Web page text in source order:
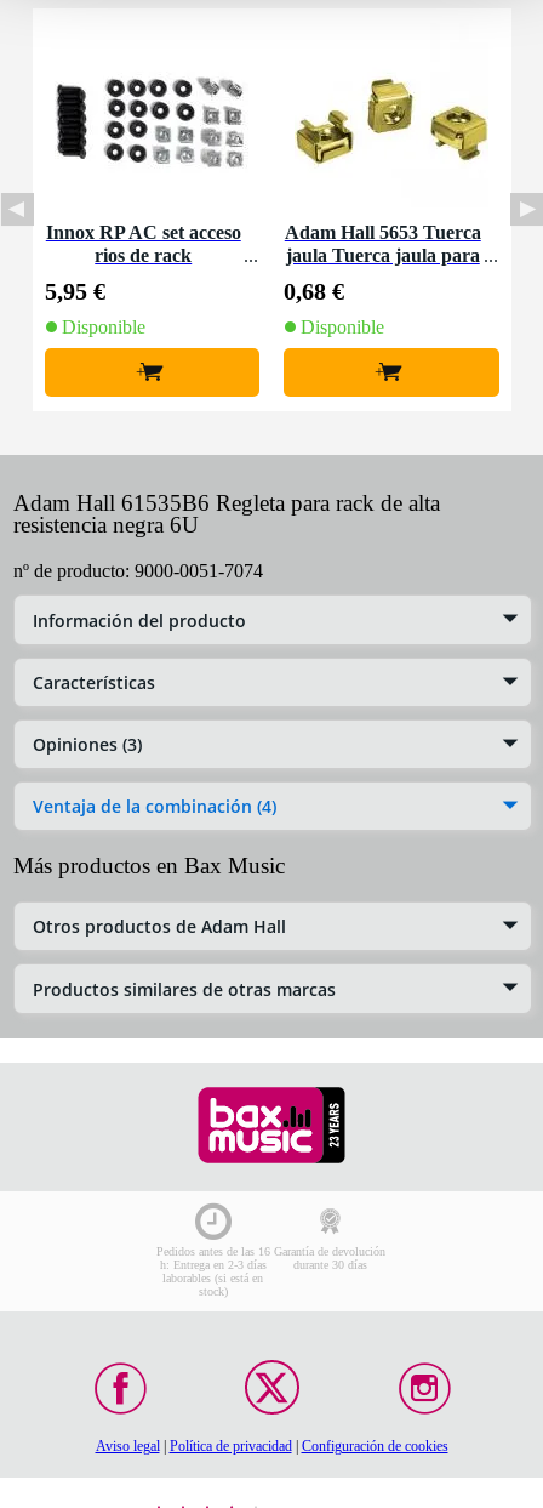
Innox RP AC set acceso
rios de rack
5,95 €
Disponible
+
Adam Hall 5653 Tuerca
jaula Tuerca jaula para
0,68 €
Disponible
+
Adam Hall 61535B6 Regleta para rack de alta
resistencia negra 6U
nº de producto: 9000-0051-7074
Información del producto
Características
Opiniones (3)
Ventaja de la combinación (4)
Más productos en Bax Music
Otros productos de Adam Hall
Productos similares de otras marcas
Pedidos antes de las 16
h: Entrega en 2-3 días
laborables (si está en
stock)
Garantía de devolución
durante 30 días
Aviso legal| Política de privacidad| Configuración de cookies